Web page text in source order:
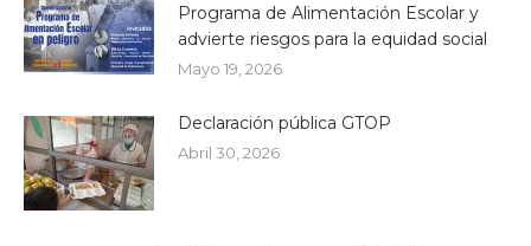
Programa de Alimentación Escolar y
advierte riesgos para la equidad social
Mayo 19, 2026
Declaración pública GTOP
Abril 30, 2026